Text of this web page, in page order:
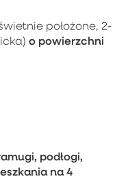
położone, 2-
o powierzchni
podłogi,
na 4